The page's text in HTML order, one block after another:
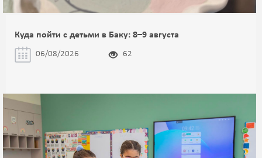
Куда пойти с детьми в Баку: 8–9 августа
06/08/2026 62